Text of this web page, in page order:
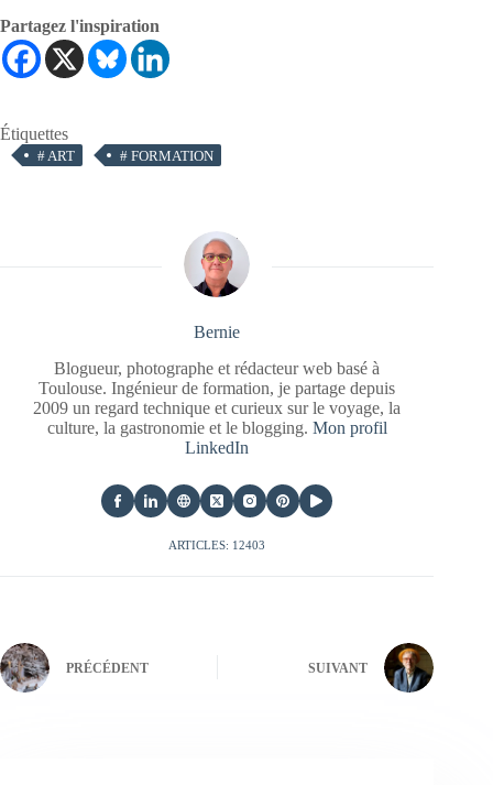
Partagez l'inspiration
Étiquettes
# ART # FORMATION
Bernie
Blogueur, photographe et rédacteur web basé à
Toulouse. Ingénieur de formation, je partage depuis
2009 un regard technique et curieux sur le voyage, la
culture, la gastronomie et le blogging. Mon profil
LinkedIn
ARTICLES: 12403
PRÉCÉDENT SUIVANT